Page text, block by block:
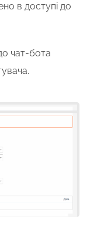
в доступі до
чат-бота